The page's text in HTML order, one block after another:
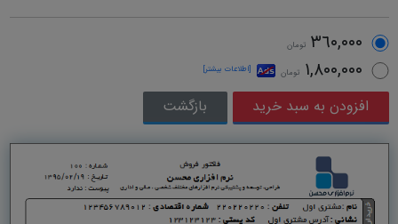
٣٦٠,٠٠٠ تومان
١,٨٠٠,٠٠٠ تومان [اطلاعات بیشتر]
بازگشت